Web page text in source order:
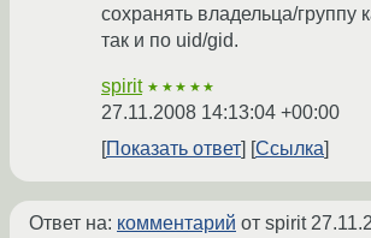
сохранять владельца/группу
так и по uid/gid.
spirit ★★★★★
27.11.2008 14:13:04 +00:00
Показать ответ
Ссылка
Ответ на: комментарий от spirit